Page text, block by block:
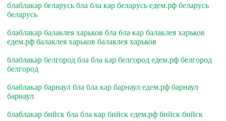
блаблакар беларусь бла бла кар беларусь едем.рф беларусь
беларусь
блаблакар балаклея харьков бла бла кар балаклея харьков
едем.рф балаклея харьков балаклея харьков
блаблакар белгород бла бла кар белгород едем.рф белгород
белгород
блаблакар барнаул бла бла кар барнаул едем.рф барнаул
барнаул
блаблакар бийск бла бла кар бийск едем.рф бийск бийск